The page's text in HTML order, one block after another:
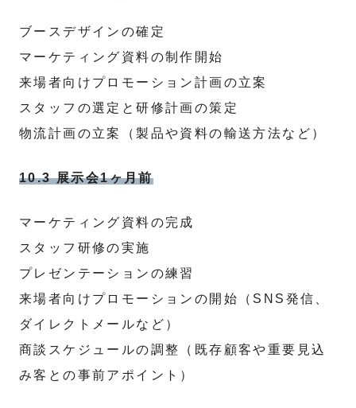
ブースデザインの確定
マーケティング資料の制作開始
来場者向けプロモーション計画の立案
スタッフの選定と研修計画の策定
物流計画の立案（製品や資料の輸送方法など）
10.3 展示会1ヶ月前
マーケティング資料の完成
スタッフ研修の実施
プレゼンテーションの練習
来場者向けプロモーションの開始（SNS発信、
ダイレクトメールなど）
商談スケジュールの調整（既存顧客や重要見込
み客との事前アポイント）